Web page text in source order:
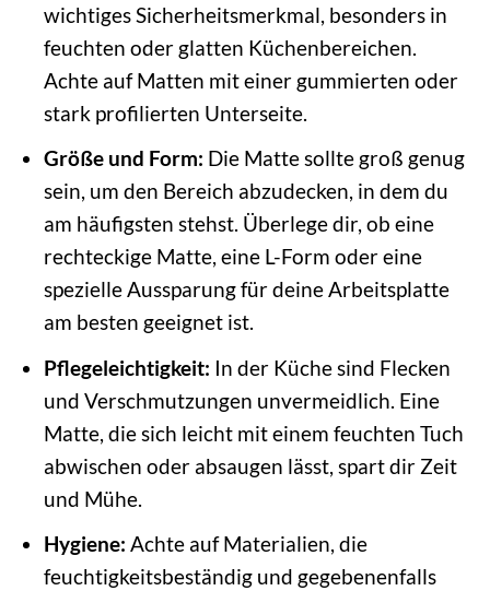
wichtiges Sicherheitsmerkmal, besonders in
feuchten oder glatten Küchenbereichen.
Achte auf Matten mit einer gummierten oder
stark profilierten Unterseite.
Größe und Form: Die Matte sollte groß genug
sein, um den Bereich abzudecken, in dem du
am häufigsten stehst. Überlege dir, ob eine
rechteckige Matte, eine L-Form oder eine
spezielle Aussparung für deine Arbeitsplatte
am besten geeignet ist.
Pflegeleichtigkeit: In der Küche sind Flecken
und Verschmutzungen unvermeidlich. Eine
Matte, die sich leicht mit einem feuchten Tuch
abwischen oder absaugen lässt, spart dir Zeit
und Mühe.
Hygiene: Achte auf Materialien, die
feuchtigkeitsbeständig und gegebenenfalls